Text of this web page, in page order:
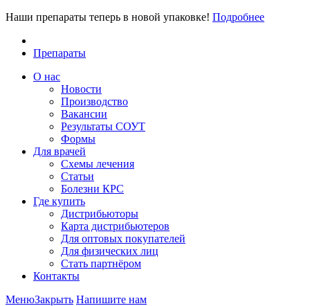
Наши препараты теперь в новой упаковке! Подробнее
Препараты
О нас
Новости
Производство
Вакансии
Результаты СОУТ
Формы
Для врачей
Схемы лечения
Статьи
Болезни КРС
Где купить
Дистрибьюторы
Карта дистрибьютеров
Для оптовых покупателей
Для физических лиц
Стать партнёром
Контакты
МенюЗакрыть Напишите нам